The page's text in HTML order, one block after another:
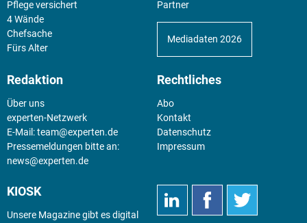
Pflege versichert
4 Wände
Chefsache
Fürs Alter
Partner
Mediadaten 2026
Redaktion
Über uns
experten-Netzwerk
E-Mail:team@experten.de
Pressemeldungen bitte an:
news@experten.de
Rechtliches
Abo
Kontakt
Datenschutz
Impressum
KIOSK
Unsere Magazine gibt es digital